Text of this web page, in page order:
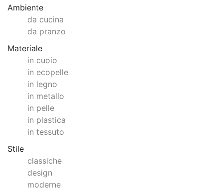
Ambiente
da cucina
da pranzo
Materiale
in cuoio
in ecopelle
in legno
in metallo
in pelle
in plastica
in tessuto
Stile
classiche
design
moderne